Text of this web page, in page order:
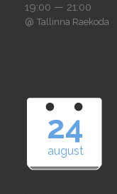
19:00 — 21:00
@ Tallinna Raekoda
24
august